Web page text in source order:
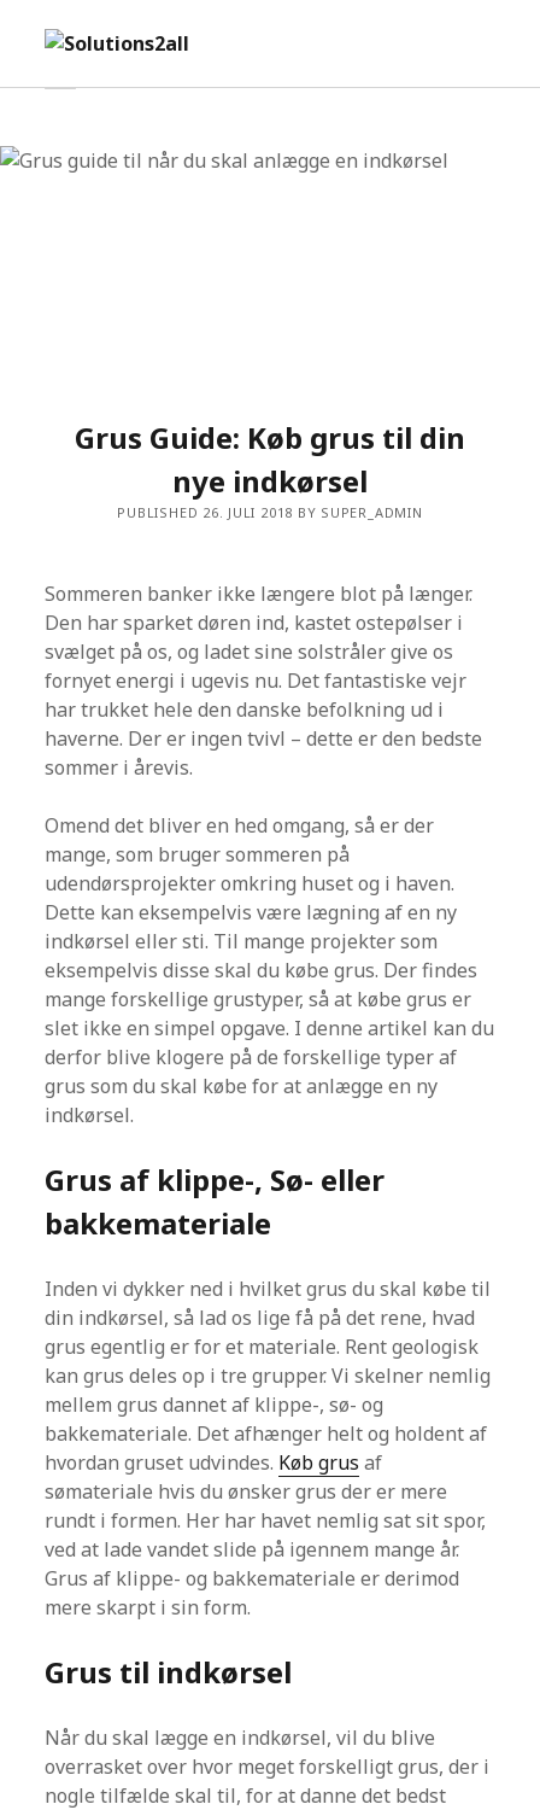
S
t n
Grus Guide: Køb grus til din
nye indkørsel
PUBLISHED 26. JULI 2018 BY SUPER_ADMIN
Sommeren banker ikke længere blot på længer.
Den har sparket døren ind, kastet ostepølser i
svælget på os, og ladet sine solstråler give os
fornyet energi i ugevis nu. Det fantastiske vejr
har trukket hele den danske befolkning ud i
haverne. Der er ingen tvivl – dette er den bedste
sommer i årevis.
Omend det bliver en hed omgang, så er der
mange, som bruger sommeren på
udendørsprojekter omkring huset og i haven.
Dette kan eksempelvis være lægning af en ny
indkørsel eller sti. Til mange projekter som
eksempelvis disse skal du købe grus. Der findes
mange forskellige grustyper, så at købe grus er
slet ikke en simpel opgave. I denne artikel kan du
derfor blive klogere på de forskellige typer af
grus som du skal købe for at anlægge en ny
indkørsel.
Grus af klippe-, Sø- eller
bakkemateriale
Inden vi dykker ned i hvilket grus du skal købe til
din indkørsel, så lad os lige få på det rene, hvad
grus egentlig er for et materiale. Rent geologisk
kan grus deles op i tre grupper. Vi skelner nemlig
mellem grus dannet af klippe-, sø- og
bakkemateriale. Det afhænger helt og holdent af
hvordan gruset udvindes. Køb grus af
sømateriale hvis du ønsker grus der er mere
rundt i formen. Her har havet nemlig sat sit spor,
ved at lade vandet slide på igennem mange år.
Grus af klippe- og bakkemateriale er derimod
mere skarpt i sin form.
Grus til indkørsel
Når du skal lægge en indkørsel, vil du blive
overrasket over hvor meget forskelligt grus, der i
nogle tilfælde skal til, for at danne det bedst